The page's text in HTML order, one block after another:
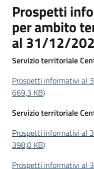
Prospetti
per ambito
al 31/12/
Servizio territoriale
Prospetti informativi al
669,3 KB)
Servizio territoriale
Prospetti informativi al
398,0 KB)
Prospetti informativi al